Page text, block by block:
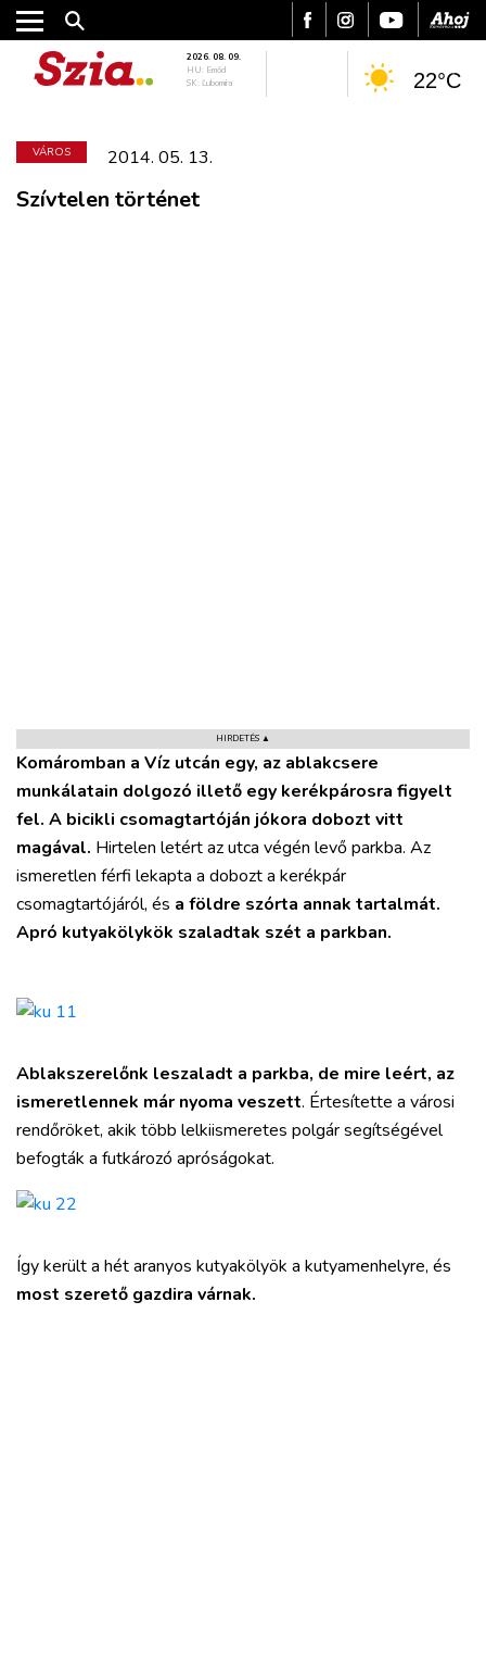
KULTÚRA
PODCAST
MIX
2026. 08. 09.
HU: Emőd
SK: Ľubomíra
22°C
VÁROS 2014. 05. 13.
Szívtelen történet
HIRDETÉS ▲
Komáromban a Víz utcán egy, az ablakcsere
munkálatain dolgozó illető egy kerékpárosra figyelt
fel. A bicikli csomagtartóján jókora dobozt vitt
magával. Hirtelen letért az utca végén levő parkba. Az
ismeretlen férfi lekapta a dobozt a kerékpár
csomagtartójáról, és a földre szórta annak tartalmát.
Apró kutyakölykök szaladtak szét a parkban.
Ablakszerelőnk leszaladt a parkba, de mire leért, az
ismeretlennek már nyoma veszett. Értesítette a városi
rendőröket, akik több lelkiismeretes polgár segítségével
befogták a futkározó apróságokat.
Így került a hét aranyos kutyakölyök a kutyamenhelyre, és
most szerető gazdira várnak.